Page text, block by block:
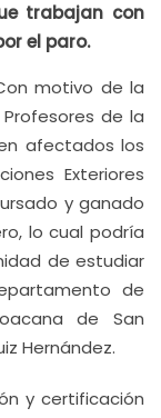
trabajan con
el paro.
motivo de la
de la
afectados los
Exteriores
y ganado
lo cual podría
de estudiar
de
de San
Hernández.
y certificación